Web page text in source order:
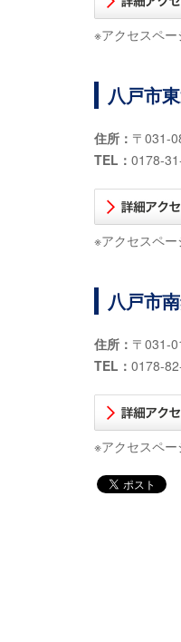
※アクセスペー
八戸市
住所： 〒031-
TEL： 0178-
※アクセスペー
八戸市
住所： 〒031-
TEL： 0178-
※アクセスペー